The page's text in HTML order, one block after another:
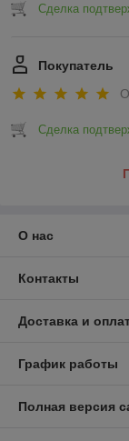
Сделка
Покупатель
Сделка
О нас
Контакты
Доставка и
График работы
Полная версия